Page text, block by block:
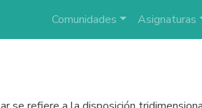
Comunidades Asignaturas